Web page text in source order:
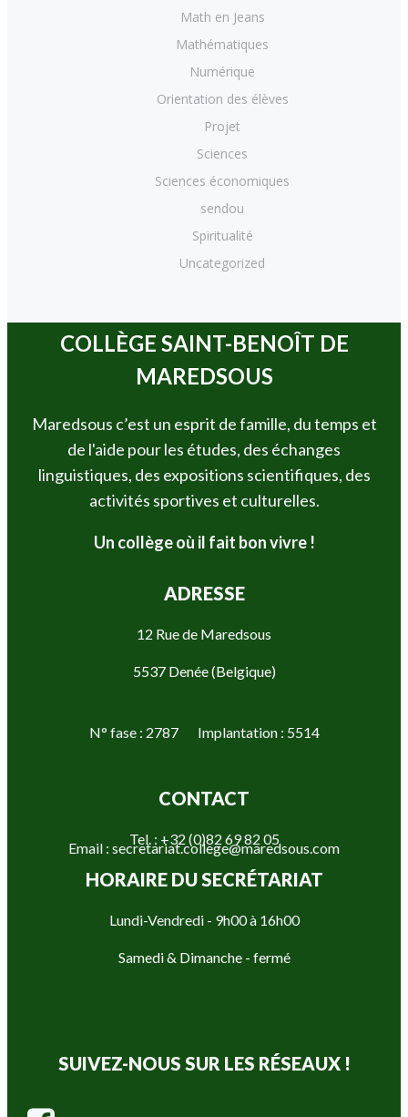
Math en Jeans
Mathématiques
Numérique
Orientation des élèves
Projet
Sciences
Sciences économiques
sendou
Spiritualité
Uncategorized
COLLÈGE SAINT-BENOÎT DE
MAREDSOUS
Maredsous c’est un esprit de famille, du temps et
de l'aide pour les études, des échanges
linguistiques, des expositions scientifiques, des
activités sportives et culturelles.
Un collège où il fait bon vivre !
ADRESSE
12 Rue de Maredsous
5537 Denée (Belgique)
N° fase : 2787 Implantation : 5514
CONTACT
Tel. : +32 (0)82 69 82 05
Email : secretariat.college@maredsous.com
HORAIRE DU SECRÉTARIAT
Lundi-Vendredi - 9h00 à 16h00
Samedi & Dimanche - fermé
SUIVEZ-NOUS SUR LES RÉSEAUX !